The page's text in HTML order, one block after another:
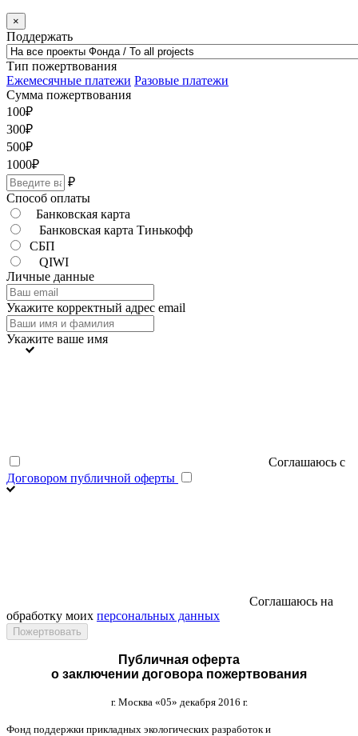
×
Поддержать
Тип пожертвования
Ежемесячные платежи Разовые платежи
Сумма пожертвования
100₽
300₽
500₽
1000₽
₽
Способ оплаты
Банковская карта
Банковская карта Тинькофф
СБП
QIWI
Личные данные
Укажите корректный адрес email
Укажите ваше имя
Соглашаюсь с
Договором публичной оферты
Соглашаюсь на
обработку моих персональных данных
Публичная оферта
о заключении договора пожертвования
г. Москва «05» декабря 2016 г.
Фонд поддержки прикладных экологических разработок и